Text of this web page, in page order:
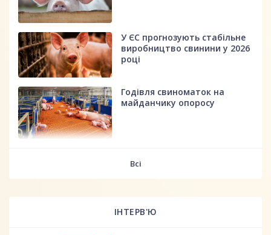
У ЄС прогнозують стабільне
виробництво свинини у 2026
році
Годівля свиноматок на
майданчику опоросу
Всі
ІНТЕРВ'Ю